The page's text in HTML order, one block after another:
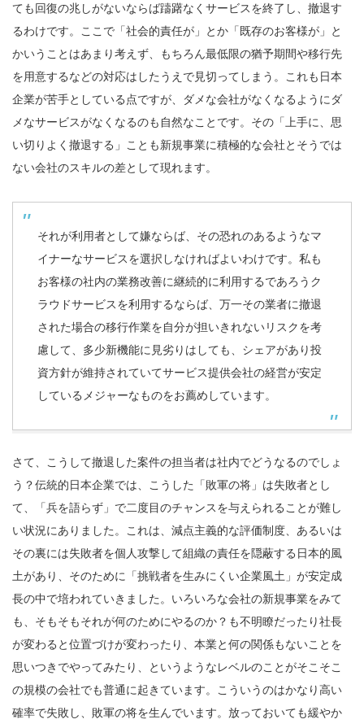
ても回復の兆しがないならば躊躇なくサービスを終了し、撤退す
るわけです。ここで「社会的責任が」とか「既存のお客様が」と
かいうことはあまり考えず、もちろん最低限の猶予期間や移行先
を用意するなどの対応はしたうえで見切ってしまう。これも日本
企業が苦手としている点ですが、ダメな会社がなくなるようにダ
メなサービスがなくなるのも自然なことです。その「上手に、思
い切りよく撤退する」ことも新規事業に積極的な会社とそうでは
ない会社のスキルの差として現れます。
それが利用者として嫌ならば、その恐れのあるようなマ
イナーなサービスを選択しなければよいわけです。私も
お客様の社内の業務改善に継続的に利用するであろうク
ラウドサービスを利用するならば、万一その業者に撤退
された場合の移行作業を自分が担いきれないリスクを考
慮して、多少新機能に見劣りはしても、シェアがあり投
資方針が維持されていてサービス提供会社の経営が安定
しているメジャーなものをお薦めしています。
さて、こうして撤退した案件の担当者は社内でどうなるのでしょ
う？伝統的日本企業では、こうした「敗軍の将」は失敗者とし
て、「兵を語らず」で二度目のチャンスを与えられることが難し
い状況にありました。これは、減点主義的な評価制度、あるいは
その裏には失敗者を個人攻撃して組織の責任を隠蔽する日本的風
土があり、そのために「挑戦者を生みにくい企業風土」が安定成
長の中で培われていきました。いろいろな会社の新規事業をみて
も、そもそもそれが何のためにやるのか？も不明瞭だったり社長
が変わると位置づけが変わったり、本業と何の関係もないことを
思いつきでやってみたり、というようなレベルのことがそこそこ
の規模の会社でも普通に起きています。こういうのはかなり高い
確率で失敗し、敗軍の将を生んでいます。放っておいても緩やか